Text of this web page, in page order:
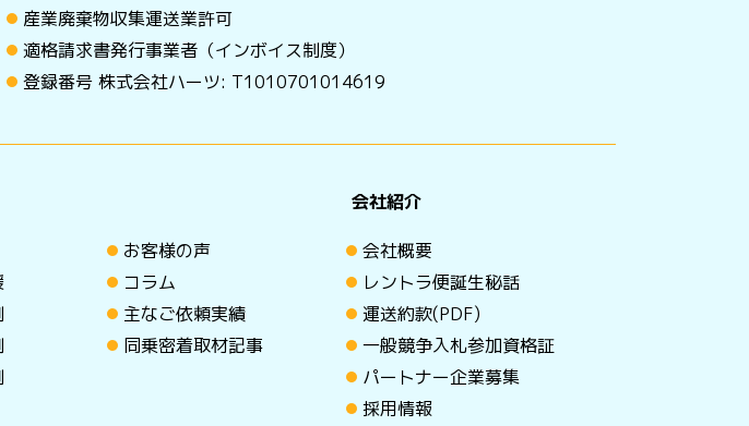
産業廃棄物収集運送業許可
適格請求書発行事業者（インボイス制度）
登録番号 株式会社ハーツ: T1010701014619
お客様の声
コラム
主なご依頼実績
同乗密着取材記事
会社紹介
会社概要
レントラ便誕生秘話
運送約款(PDF)
一般競争入札参加資格証
パートナー企業募集
採用情報